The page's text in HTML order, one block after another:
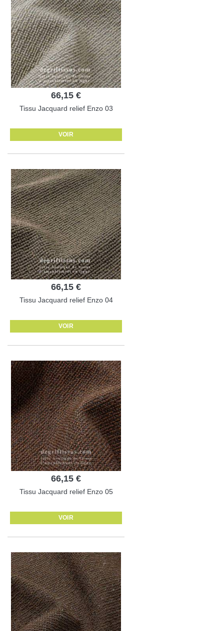
66,15 €
Tissu Jacquard relief Enzo 03
VOIR
66,15 €
Tissu Jacquard relief Enzo 04
VOIR
66,15 €
Tissu Jacquard relief Enzo 05
VOIR